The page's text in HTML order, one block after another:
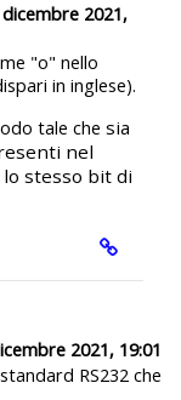
2021,
"o" nello
in inglese).
tale che sia
nel
stesso bit di
2021, 19:01
RS232 che